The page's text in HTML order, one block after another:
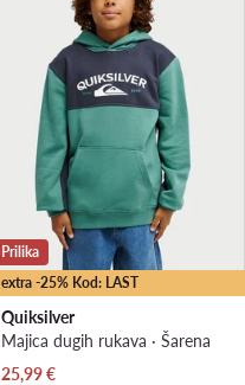
extra -25% Kod: LAST
Prilika
Quiksilver
Majica dugih rukava · Šarena
Trenutna cijena
25,99€